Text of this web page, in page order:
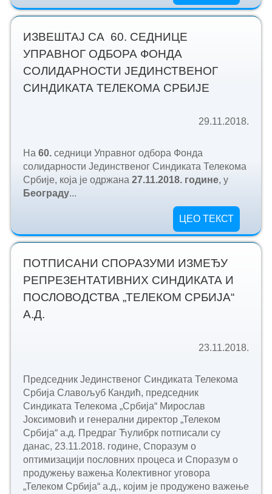
ИЗВЕШТАЈ СА 60. СЕДНИЦЕ
УПРАВНОГ ОДБОРА ФОНДА
СОЛИДАРНОСТИ ЈЕДИНСТВЕНОГ
СИНДИКАТА ТЕЛЕКОМА СРБИЈЕ
29.11.2018.
На 60. седници Управног одбора Фонда
солидарности Јединственог Синдиката Телекома
Србије, која је одржана 27.11.2018. године, у
Београду...
ЦЕО ТЕКСТ
ПОТПИСАНИ СПОРАЗУМИ ИЗМЕЂУ
РЕПРЕЗЕНТАТИВНИХ СИНДИКАТА И
ПОСЛОВОДСТВА „ТЕЛЕКОМ СРБИЈА“
А.Д.
23.11.2018.
Председник Јединственог Синдиката Телекома
Србија Славољуб Кандић, председник
Синдиката Телекома „Србија“ Мирослав
Јоксимовић и генерални директор „Телеком
Србија“ а.д. Предраг Ћулибрк потписали су
данас, 23.11.2018. године, Споразум о
оптимизацији пословних процеса и Споразум о
продужењу важења Колективног уговора
„Телеком Србија“ а.д., којим је продужено важење